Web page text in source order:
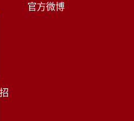
官方微博